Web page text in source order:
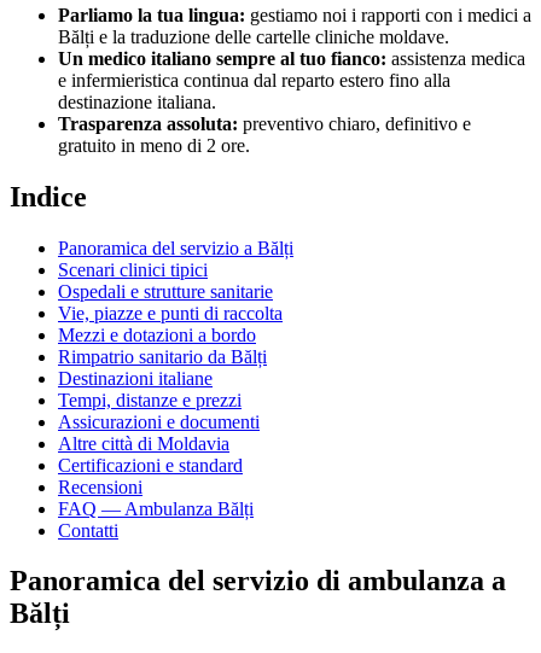
Parliamo la tua lingua: gestiamo noi i rapporti con i medici a
Bălți e la traduzione delle cartelle cliniche moldave.
Un medico italiano sempre al tuo fianco: assistenza medica
e infermieristica continua dal reparto estero fino alla
destinazione italiana.
Trasparenza assoluta: preventivo chiaro, definitivo e
gratuito in meno di 2 ore.
Indice
Panoramica del servizio a Bălți
Scenari clinici tipici
Ospedali e strutture sanitarie
Vie, piazze e punti di raccolta
Mezzi e dotazioni a bordo
Rimpatrio sanitario da Bălți
Destinazioni italiane
Tempi, distanze e prezzi
Assicurazioni e documenti
Altre città di Moldavia
Certificazioni e standard
Recensioni
FAQ — Ambulanza Bălți
Contatti
Panoramica del servizio di ambulanza a
Bălți